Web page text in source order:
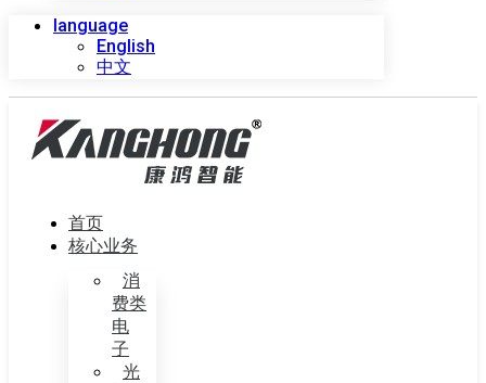
language
English
中文
首页
核心业务
消
费类
电
子
光